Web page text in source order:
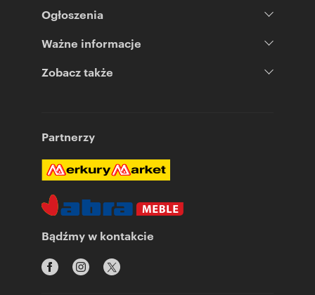
Ogłoszenia
Ważne informacje
Zobacz także
Partnerzy
Bądźmy w kontakcie